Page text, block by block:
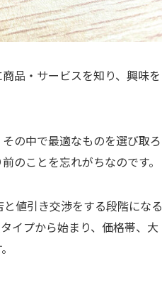
品・サービスを知り、興味を
の中で最適なものを選び取ろ
のことを忘れがちなのです。
値引き交渉をする段階になる
イプから始まり、価格帯、大